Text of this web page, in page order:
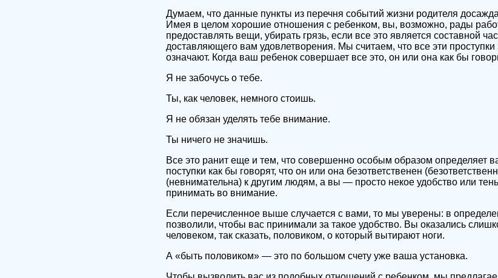
Думаем, что данные пункты из перечня событий жизни родителя
Имея в целом хорошие отношения с ребенком, вы, возможно, рады
предоставлять вещи, убирать грязь, если все это является составной
доставляющего вам удовлетворения. Мы считаем, что все эти
означают. Когда ваш ребенок совершает все это, он или она как бы
Я не забочусь о тебе.
Ты, как человек, немного стоишь.
Я не обязан уделять тебе внимание.
Ты ничего не значишь.
Все это ранит еще и тем, что совершенно особым образом определяет
поступки как бы говорят, что он или она безответственен
(невнимательна) к другим людям, а вы — просто некое удобство или
принимать во внимание.
Если перечисленное выше случается с вами, то мы уверены: в
позволили, чтобы вас принимали за такое удобство. Вы оказались
человеком, так сказать, половиком, о который вытирают ноги.
А «быть половиком» — это по большом счету уже ваша установка.